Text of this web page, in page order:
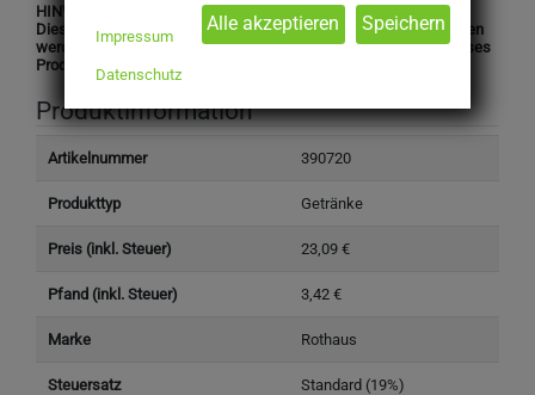
HINWEIS:
Dieses Produkt darf nicht an Personen unter 16 Jahren abgegeben
werden. Mit Ihrer Bestellung bestätigen Sie, dass Sie das für dieses
Produkt gesetzlich vorgeschriebene Mindestalter haben.
Produktinformation
Artikelnummer 390720
Produkttyp Getränke
Preis (inkl. Steuer) 23,09 €
Pfand (inkl. Steuer) 3,42 €
Marke Rothaus
Steuersatz Standard (19%)
Impressum
Datenschutz